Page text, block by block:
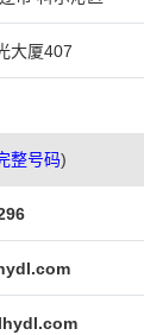
大厦407
整号码)